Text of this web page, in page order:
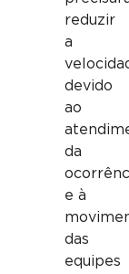
reduzir
a
devido
ao
da
e à
das
equipes